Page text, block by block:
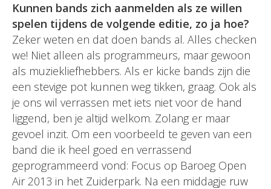
Kunnen bands zich aanmelden als ze willen
spelen tijdens de volgende editie, zo ja hoe?
Zeker weten en dat doen bands al. Alles checken
we! Niet alleen als programmeurs, maar gewoon
als muziekliefhebbers. Als er kicke bands zijn die
een stevige pot kunnen weg tikken, graag. Ook als
je ons wil verrassen met iets niet voor de hand
liggend, ben je altijd welkom. Zolang er maar
gevoel inzit. Om een voorbeeld te geven van een
band die ik heel goed en verrassend
geprogrammeerd vond: Focus op Baroeg Open
Air 2013 in het Zuiderpark. Na een middagje ruw